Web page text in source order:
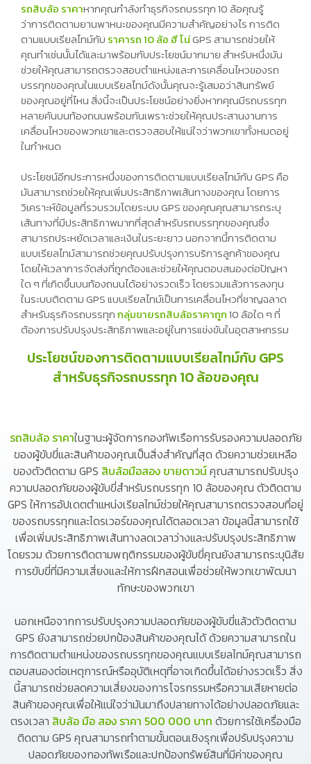
รถสิบล้อ ราคาหากคุณกำลังทำธุรกิจรถบรรทุก 10 ล้อคุณรู้
ว่าการติดตามยานพาหนะของคุณมีความสำคัญอย่างไร การติด
ตามแบบเรียลไทม์กับ ราคารถ 10 ล้อ ฮี โน่GPS สามารถช่วยให้
คุณทำเช่นนั้นได้และมาพร้อมกับประโยชน์มากมาย สำหรับหนึ่งมัน
ช่วยให้คุณสามารถตรวจสอบตำแหน่งและการเคลื่อนไหวของรถ
บรรทุกของคุณในแบบเรียลไทม์ดังนั้นคุณจะรู้เสมอว่าสินทรัพย์
ของคุณอยู่ที่ไหน สิ่งนี้จะเป็นประโยชน์อย่างยิ่งหากคุณมีรถบรรทุก
หลายคันบนท้องถนนพร้อมกันเพราะช่วยให้คุณประสานงานการ
เคลื่อนไหวของพวกเขาและตรวจสอบให้แน่ใจว่าพวกเขาทั้งหมดอยู่
ในกำหนด
ประโยชน์อีกประการหนึ่งของการติดตามแบบเรียลไทม์กับ GPS คือ
มันสามารถช่วยให้คุณเพิ่มประสิทธิภาพเส้นทางของคุณ โดยการ
วิเคราะห์ข้อมูลที่รวบรวมโดยระบบ GPS ของคุณคุณสามารถระบุ
เส้นทางที่มีประสิทธิภาพมากที่สุดสำหรับรถบรรทุกของคุณซึ่ง
สามารถประหยัดเวลาและเงินในระยะยาว นอกจากนี้การติดตาม
แบบเรียลไทม์สามารถช่วยคุณปรับปรุงการบริการลูกค้าของคุณ
โดยให้เวลาการจัดส่งที่ถูกต้องและช่วยให้คุณตอบสนองต่อปัญหา
ใด ๆ ที่เกิดขึ้นบนท้องถนนได้อย่างรวดเร็ว โดยรวมแล้วการลงทุน
ในระบบติดตาม GPS แบบเรียลไทม์เป็นการเคลื่อนไหวที่ชาญฉลาด
สำหรับธุรกิจรถบรรทุกกลุ่มขายรถสิบล้อราคาถูก10 ล้อใด ๆ ที่
ต้องการปรับปรุงประสิทธิภาพและอยู่ในการแข่งขันในอุตสาหกรรม
ประโยชน์ของการติดตามแบบเรียลไทม์กับ GPS
สำหรับธุรกิจรถบรรทุก 10 ล้อของคุณ
รถสิบล้อ ราคาในฐานะผู้จัดการกองทัพเรือการรับรองความปลอดภัย
ของผู้ขับขี่และสินค้าของคุณเป็นสิ่งสำคัญที่สุด ด้วยความช่วยเหลือ
ของตัวติดตาม GPS สิบล้อมือสอง ขายดาวน์คุณสามารถปรับปรุง
ความปลอดภัยของผู้ขับขี่สำหรับรถบรรทุก 10 ล้อของคุณ ตัวติดตาม
GPS ให้การอัปเดตตำแหน่งเรียลไทม์ช่วยให้คุณสามารถตรวจสอบที่อยู่
ของรถบรรทุกและไดรเวอร์ของคุณได้ตลอดเวลา ข้อมูลนี้สามารถใช้
เพื่อเพิ่มประสิทธิภาพเส้นทางลดเวลาว่างและปรับปรุงประสิทธิภาพ
โดยรวม ด้วยการติดตามพฤติกรรมของผู้ขับขี่คุณยังสามารถระบุนิสัย
การขับขี่ที่มีความเสี่ยงและให้การฝึกสอนเพื่อช่วยให้พวกเขาพัฒนา
ทักษะของพวกเขา
นอกเหนือจากการปรับปรุงความปลอดภัยของผู้ขับขี่แล้วตัวติดตาม
GPS ยังสามารถช่วยปกป้องสินค้าของคุณได้ ด้วยความสามารถใน
การติดตามตำแหน่งของรถบรรทุกของคุณแบบเรียลไทม์คุณสามารถ
ตอบสนองต่อเหตุการณ์หรืออุบัติเหตุที่อาจเกิดขึ้นได้อย่างรวดเร็ว สิ่ง
นี้สามารถช่วยลดความเสี่ยงของการโจรกรรมหรือความเสียหายต่อ
สินค้าของคุณเพื่อให้แน่ใจว่ามันมาถึงปลายทางได้อย่างปลอดภัยและ
ตรงเวลา สิบล้อ มือ สอง ราคา 500 000 บาท ด้วยการใช้เครื่องมือ
ติดตาม GPS คุณสามารถทำตามขั้นตอนเชิงรุกเพื่อปรับปรุงความ
ปลอดภัยของกองทัพเรือและปกป้องทรัพย์สินที่มีค่าของคุณ